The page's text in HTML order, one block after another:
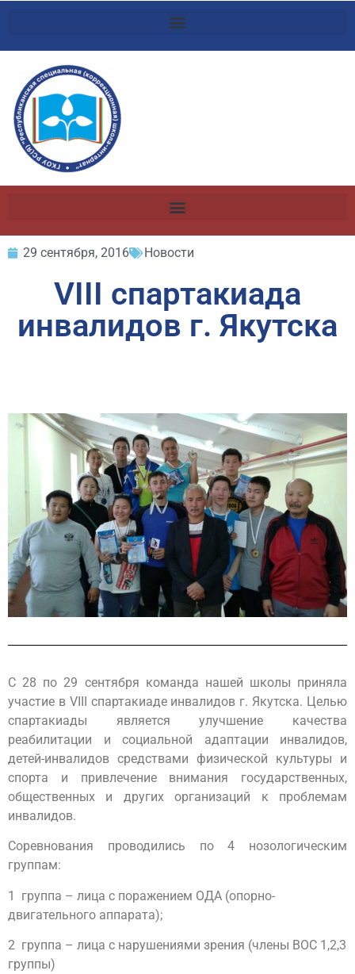
29 сентября, 2016 Новости
VIII спартакиада
инвалидов г. Якутска
С 28 по 29 сентября команда нашей школы приняла
участие в VIII спартакиаде инвалидов г. Якутска. Целью
спартакиады является улучшение качества
реабилитации и социальной адаптации инвалидов,
детей-инвалидов средствами физической культуры и
спорта и привлечение внимания государственных,
общественных и других организаций к проблемам
инвалидов.
Соревнования проводились по 4 нозологическим
группам:
1 группа – лица с поражением ОДА (опорно-
двигательного аппарата);
2 группа – лица с нарушениями зрения (члены ВОС 1,2,3
группы)